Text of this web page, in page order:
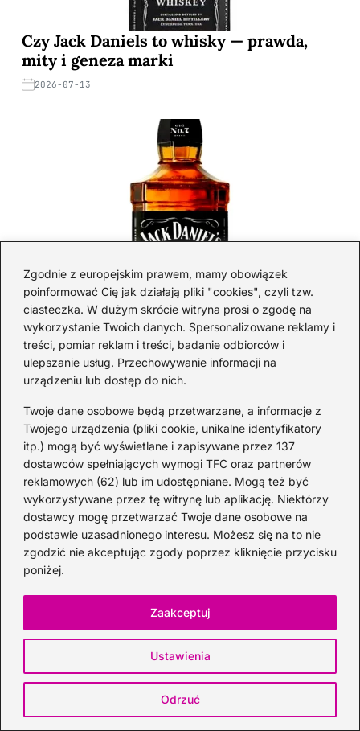
Zgodnie z europejskim prawem, mamy obowiązek
poinformować Cię jak działają pliki "cookies", czyli tzw.
ciasteczka. W dużym skrócie witryna prosi o zgodę na
wykorzystanie Twoich danych. Spersonalizowane reklamy i
treści, pomiar reklam i treści, badanie odbiorców i
ulepszanie usług. Przechowywanie informacji na
urządzeniu lub dostęp do nich.
Twoje dane osobowe będą przetwarzane, a informacje z
Twojego urządzenia (pliki cookie, unikalne identyfikatory
itp.) mogą być wyświetlane i zapisywane przez 137
dostawców spełniających wymogi TFC oraz partnerów
reklamowych (62) lub im udostępniane. Mogą też być
wykorzystywane przez tę witrynę lub aplikację. Niektórzy
dostawcy mogę przetwarzać Twoje dane osobowe na
podstawie uzasadnionego interesu. Możesz się na to nie
zgodzić nie akceptując zgody poprzez kliknięcie przycisku
poniżej.
Ustawienia
Odrzuć
Zaakceptuj
Czy Jack Daniels to whisky — prawda,
mity i geneza marki
2026-07-13
Gdzie znaleźć najlepsze oferty na małe
butelki whisky? Sprawdź teraz!
2026-06-26
Gdzie kupić whisky 100ml? Oto
najkorzystniejsze oferty i sklepy, które
2026-06-26